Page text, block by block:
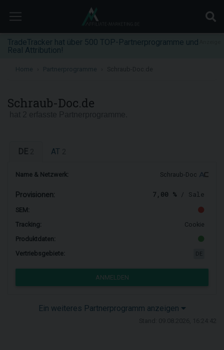
TradeTracker hat über 500 TOP-Partnerprogramme und
Real Attribution!
Home Partnerprogramme
Schraub-Doc.de
DE AT
Name & Netzwerk: Schraub-Doc
Provisionen: 7,00 % / Sale
SEM:
Tracking:
Cookie
Produktdaten:
Vertriebsgebiete:
ANMELDEN
Ein weiteres Partnerprogramm anzeigen